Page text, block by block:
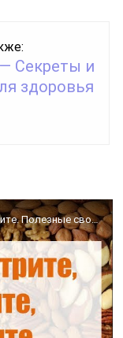
Секреты и
здоровья
Орехи при гастрите, панкреатите, холецистите. Полезные свойства орехов.